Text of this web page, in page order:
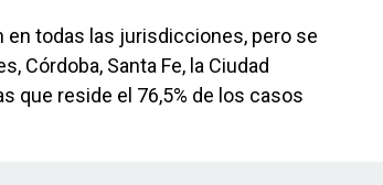
todas las jurisdicciones, pero se
Córdoba, Santa Fe, la Ciudad
que reside el 76,5% de los casos